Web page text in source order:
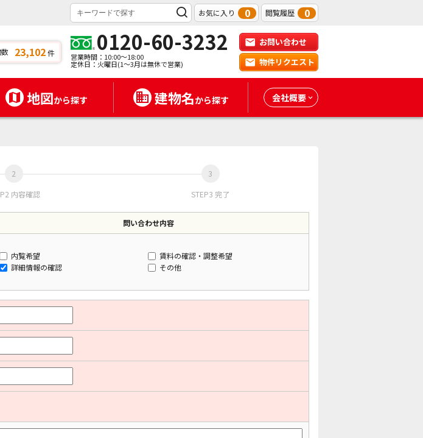
お気に入り 0 閲覧履歴 0
23,102件 0120-60-3232
営業時間：10:00～18:00
定休日：火曜日(1～3月は無休で営業)
お問い合わせ
物件リクエスト
地図から探す 建物名から探す 会社概要
内容確認 STEP3 完了
問い合わせ内容
内覧希望
賃料の確認・調整希望
詳細情報の確認
その他